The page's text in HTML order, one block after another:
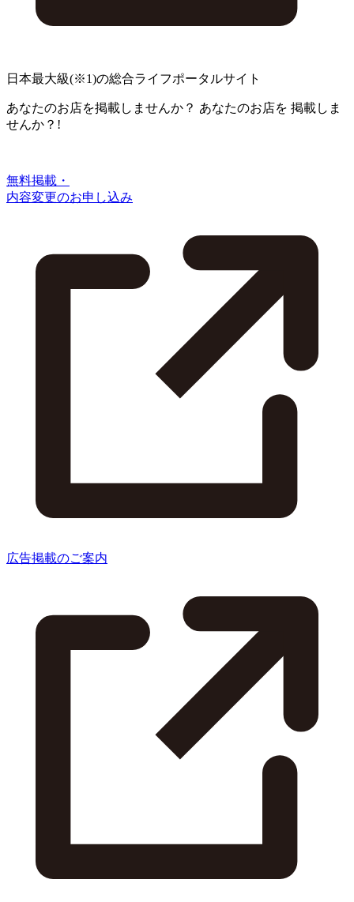
日本最大級(※1)の総合ライフポータルサイト
あなたのお店を掲載しませんか？ あなたのお店を 掲載しま
せんか？!
無料掲載・
内容変更のお申し込み
広告掲載のご案内